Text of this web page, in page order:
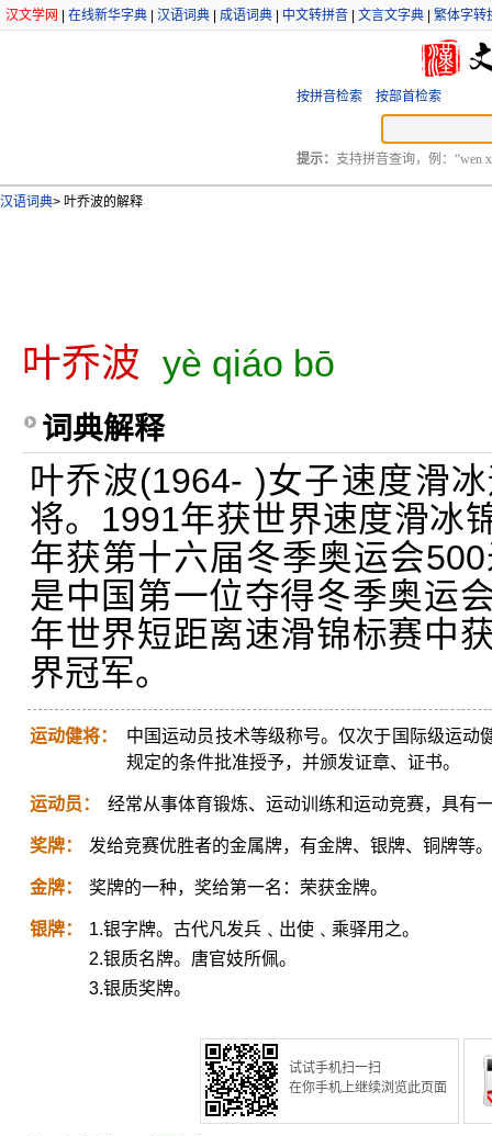
汉文学网 在线新华字典 汉语词典 成语词典 中文转拼音 文言文字典 繁体字转
按拼音检索 按部首检索
提示： 支持拼音查询，例：“wen
汉语词典> 叶乔波的解释
叶乔波 yè qiáo bō
词典解释
叶乔波(1964- )女子速度滑
将。1991年获世界速度滑冰
年获第十六届冬季奥运会
是中国第一位夺得冬季奥运
年世界短距离速滑锦标赛中
界冠军。
运动健将：
中国运动员技术等级称号。仅次于国际级运动
规定的条件批准授予，并颁发证章、证书。
运动员： 经常从事体育锻炼、运动训练和运动竞赛，具有
奖牌： 发给竞赛优胜者的金属牌，有金牌、银牌、铜牌等。
金牌： 奖牌的一种，奖给第一名：荣获金牌。
银牌：
1.银字牌。古代凡发兵﹑出使﹑乘驿用之。
2.银质名牌。唐官妓所佩。
3.银质奖牌。
试试手机扫一扫
在你手机上继续浏览此页面